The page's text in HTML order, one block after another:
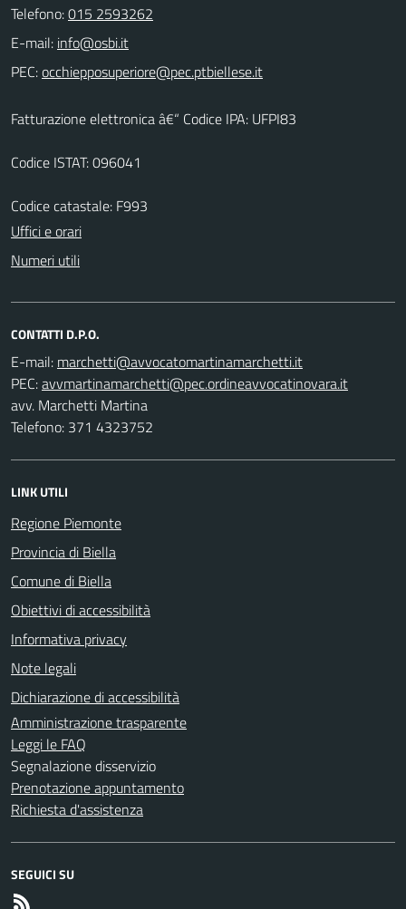
Telefono:015 2593262
E-mail:
PEC:
Fatturazione elettronica â€“ Codice IPA: UFPI83
Codice ISTAT: 096041
Codice catastale: F993
Uffici e orari
Numeri utili
CONTATTI D.P.O.
E-mail:
PEC:
avv. Marchetti Martina
Telefono: 371 4323752
LINK UTILI
Regione Piemonte
Provincia di Biella
Comune di Biella
Obiettivi di accessibilità
Informativa privacy
Note legali
Dichiarazione di accessibilità
Amministrazione trasparente
Leggi le FAQ
Segnalazione disservizio
Prenotazione appuntamento
Richiesta d'assistenza
SEGUICI SU